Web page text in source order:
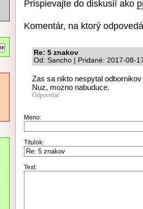
Prispievajte do diskusií ako
Komentár, na ktorý
Re: 5 znakov
Od: Sancho | Pridané: 2017-08-
Zas sa nikto nespytal
Nuz, mozno nabuduce.
Odpovedať
Meno:
Titulok:
Text: